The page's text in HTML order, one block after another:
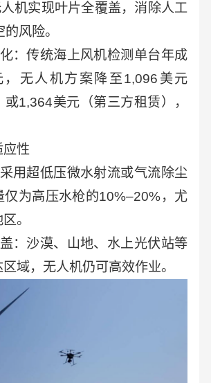
机实现叶片全覆盖，消除人工
风险。
：传统海上风机检测单台年成
，无人机方案降至1,096美元
或1,364美元（第三方租赁），
应性
用超低压微水射流或气流除尘
仅为高压水枪的10%–20%，尤
。
：沙漠、山地、水上光伏站等
域，无人机仍可高效作业。